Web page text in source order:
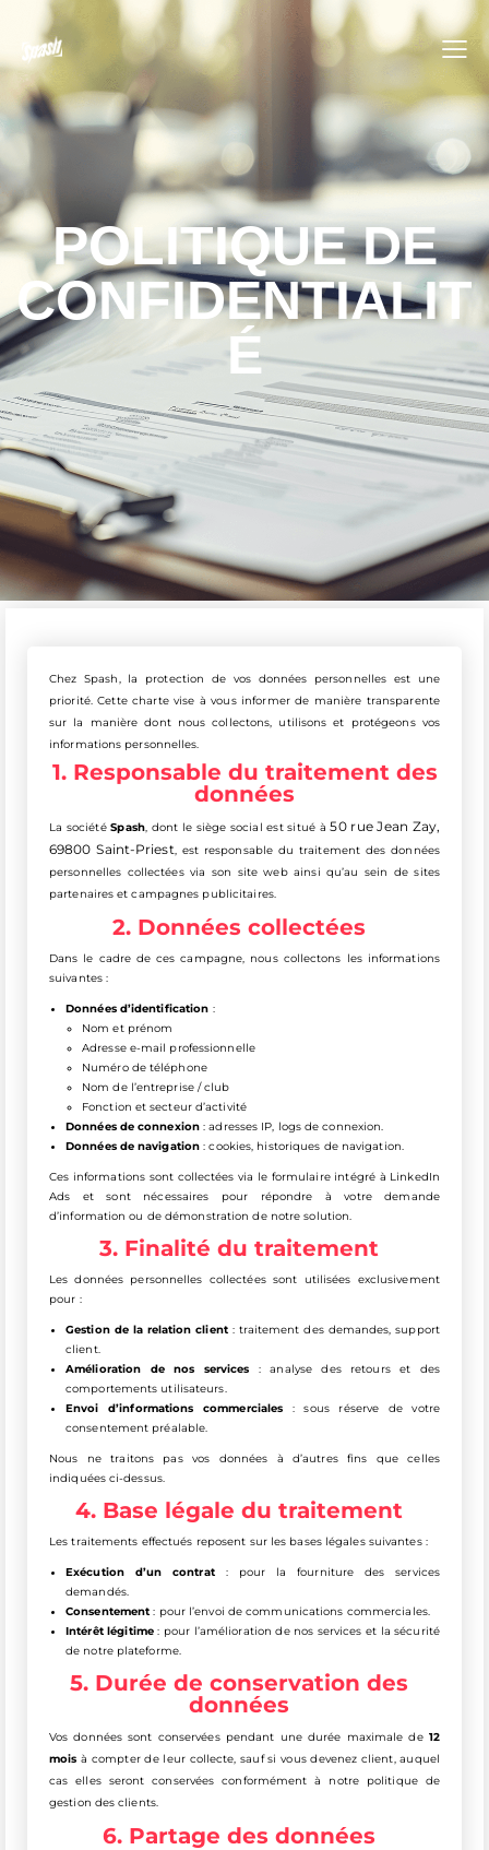
POLITIQUE DE
CONFIDENTIALIT
É
Chez Spash, la protection de vos données personnelles est une
priorité. Cette charte vise à vous informer de manière transparente
sur la manière dont nous collectons, utilisons et protégeons vos
informations personnelles.
1. Responsable du traitement des
données
La sociétéSpash, dont le siège social est situé à50 rue Jean Zay,
69800 Saint-Priest, est responsable du traitement des données
personnelles collectées via son site web ainsi qu’au sein de sites
partenaires et campagnes publicitaires.
2. Données collectées
Dans le cadre de ces campagne, nous collectons les informations
suivantes :
Données d’identification :
Nom et prénom
Adresse e-mail professionnelle
Numéro de téléphone
Nom de l’entreprise / club
Fonction et secteur d’activité
Données de connexion : adresses IP, logs de connexion.
Données de navigation : cookies, historiques de navigation.
Ces informations sont collectées via le formulaire intégré à LinkedIn
Ads et sont nécessaires pour répondre à votre demande
d’information ou de démonstration de notre solution.
3. Finalité du traitement
Les données personnelles collectées sont utilisées exclusivement
pour :
Gestion de la relation client: traitement des demandes, support
client.
Amélioration de nos services : analyse des retours et des
comportements utilisateurs.
Envoi d’informations commerciales : sous réserve de votre
consentement préalable.
Nous ne traitons pas vos données à d’autres fins que celles
indiquées ci-dessus.
4. Base légale du traitement
Les traitements effectués reposent sur les bases légales suivantes :
Exécution d’un contrat: pour la fourniture des services
demandés.
Consentement : pour l’envoi de communications commerciales.
Intérêt légitime: pour l’amélioration de nos services et la sécurité
de notre plateforme.
5. Durée de conservation des
données
Vos données sont conservées pendant une durée maximale de 12
mois à compter de leur collecte, sauf si vous devenez client, auquel
cas elles seront conservées conformément à notre politique de
gestion des clients.
6. Partage des données